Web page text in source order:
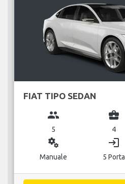
FIAT TIPO SEDAN
group
5
business_center
4
miscellaneous_services
Manuale
login
5 Porta